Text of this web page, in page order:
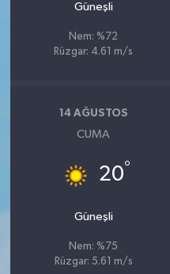
Güneşli
Nem: %72
Rüzgar: 4.61 m/s
14 AĞUSTOS
CUMA
20°
Güneşli
Nem: %75
Rüzgar: 5.61 m/s